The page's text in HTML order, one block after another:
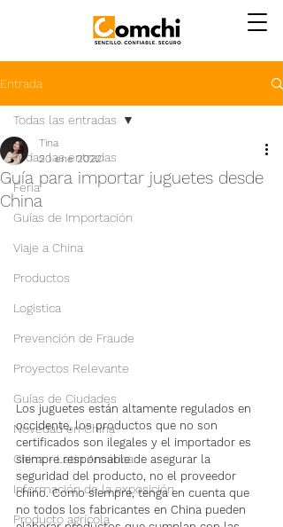
Entrada
Todas las entradas
Feria
Guías de Importación
Viaje a China
Productos
Logistica
Prevención de Fraude
Proyectos Relevante
Guías de Ciudades
Novedad en China
China - Latin América
Información de la exposición
Producto agrícola
Todas las entradas
Guía para importar juguetes desde
China
Tina
20 ene 2022
Los juguetes están altamente regulados en
occidente, los productos que no son
certificados son ilegales y el importador es
siempre responsable de asegurar la
seguridad del producto, no el proveedor
chino. Como siempre, tenga en cuenta que
no todos los fabricantes en China pueden